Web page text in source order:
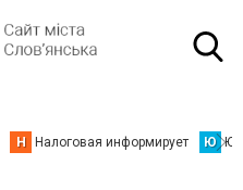
Н Налоговая информирует Ю